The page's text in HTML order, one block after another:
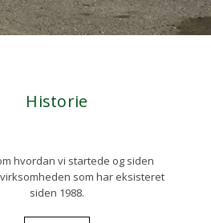
Historie​
hvordan vi startede og siden
som har eksisteret
siden 1988.